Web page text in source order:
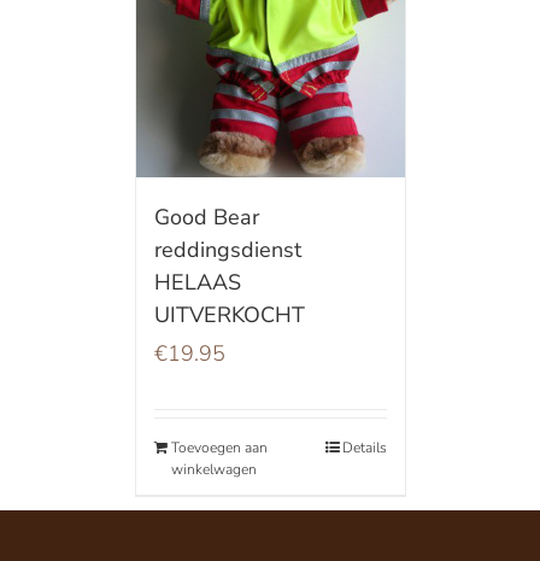
Good Bear
reddingsdienst
HELAAS
UITVERKOCHT
€19.95
Toevoegen aan
winkelwagen
Details